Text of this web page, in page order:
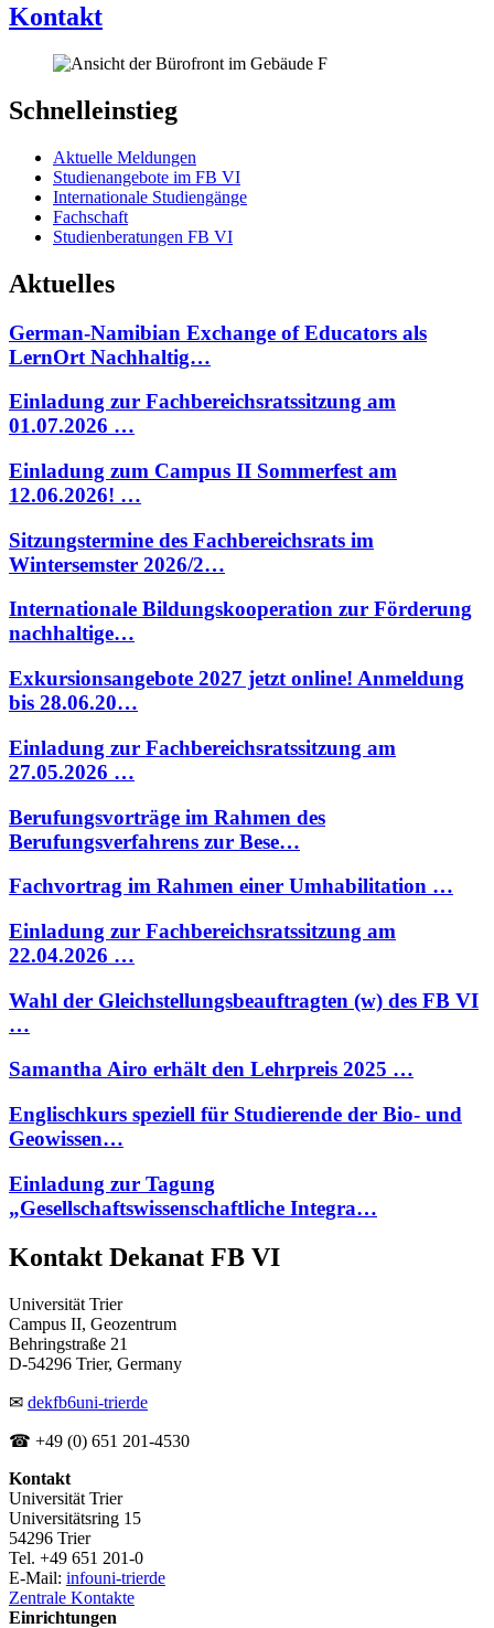
Kontakt
Schnelleinstieg
Aktuelle Meldungen
Studienangebote im FB VI
Internationale Studiengänge
Fachschaft
Studienberatungen FB VI
Aktuelles
German-Namibian Exchange of Educators als
LernOrt Nachhaltig…
Einladung zur Fachbereichsratssitzung am
01.07.2026 …
Einladung zum Campus II Sommerfest am
12.06.2026! …
Sitzungstermine des Fachbereichsrats im
Wintersemster 2026/2…
Internationale Bildungskooperation zur Förderung
nachhaltige…
Exkursionsangebote 2027 jetzt online! Anmeldung
bis 28.06.20…
Einladung zur Fachbereichsratssitzung am
27.05.2026 …
Berufungsvorträge im Rahmen des
Berufungsverfahrens zur Bese…
Fachvortrag im Rahmen einer Umhabilitation …
Einladung zur Fachbereichsratssitzung am
22.04.2026 …
Wahl der Gleichstellungsbeauftragten (w) des FB VI
…
Samantha Airo erhält den Lehrpreis 2025 …
Englischkurs speziell für Studierende der Bio- und
Geowissen…
Einladung zur Tagung
„Gesellschaftswissenschaftliche Integra…
Kontakt Dekanat FB VI
Universität Trier
Campus II, Geozentrum
Behringstraße 21
D-54296 Trier, Germany
✉ dekfb6uni-trierde
☎ +49 (0) 651 201-4530
Kontakt
Universität Trier
Universitätsring 15
54296 Trier
Tel. +49 651 201-0
E-Mail: infouni-trierde
Zentrale Kontakte
Einrichtungen